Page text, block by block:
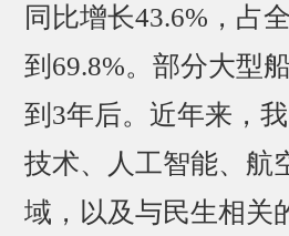
同比增长43.6%，占
到69.8%。部分大型
到3年后。近年来，
技术、人工智能、航
域，以及与民生相关